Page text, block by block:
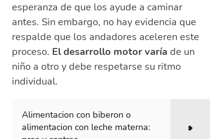
esperanza de que los ayude a caminar
antes. Sin embargo, no hay evidencia que
respalde que los andadores aceleren este
proceso. El desarrollo motor varía de un
niño a otro y debe respetarse su ritmo
individual.
Alimentacion con biberon o
alimentacion con leche materna: